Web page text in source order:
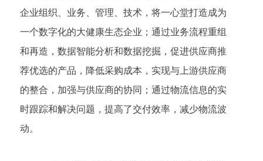
企业组织、业务、管理、技术，将一心堂打造成为
一个数字化的大健康生态企业；通过业务流程重组
和再造，数据智能分析和数据挖掘，促进供应商推
荐优选的产品，降低采购成本，实现与上游供应商
的整合，加强与供应商的协同；通过物流信息的实
时跟踪和解决问题，提高了交付效率，减少物流波
动。